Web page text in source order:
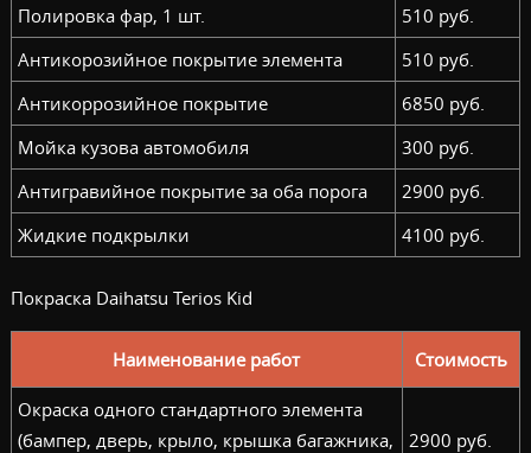
Полировка фар, 1 шт.
510 руб.
Антикорозийное покрытие элемента
510 руб.
Антикоррозийное покрытие
6850 руб.
Мойка кузова автомобиля
300 руб.
Антигравийное покрытие за оба порога
2900 руб.
Жидкие подкрылки
4100 руб.
Покраска Daihatsu Terios Kid
Наименование работ Стоимость
Окраска одного стандартного элемента
(бампер, дверь, крыло, крышка багажника,
2900 руб.